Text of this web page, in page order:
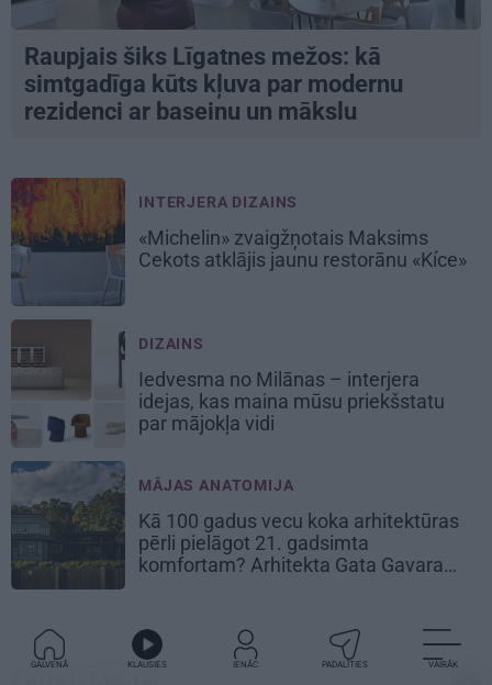
Raupjais šiks Līgatnes mežos: kā
simtgadīga kūts kļuva par modernu
rezidenci ar baseinu un mākslu
INTERJERA DIZAINS
«Michelin» zvaigžņotais Maksims
Cekots atklājis jaunu restorānu «Kíce»
DIZAINS
Iedvesma no Milānas – interjera
idejas, kas maina mūsu priekšstatu
par mājokļa vidi
MĀJAS ANATOMIJA
Kā 100 gadus vecu koka arhitektūras
pērli pielāgot 21. gadsimta
komfortam? Arhitekta Gata Gavara
GALVENĀ KLAUSIES IENĀC PADALĪTIES VAIRĀK